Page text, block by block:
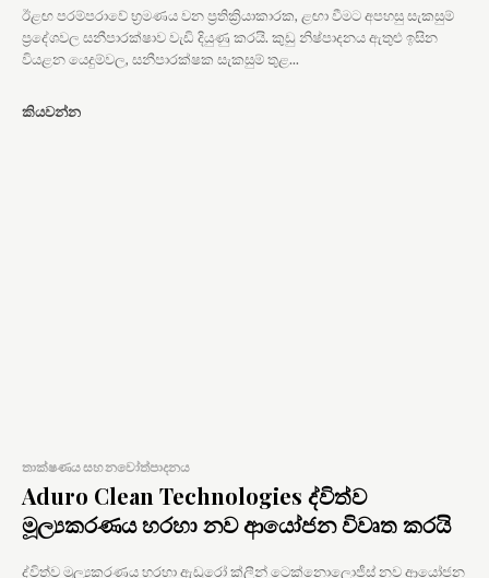
ඊළඟ පරම්පරාවේ භ්‍රමණය වන ප්‍රතික්‍රියාකාරක, ළඟා වීමට අපහසු සැකසුම්
ප්‍රදේශවල සනීපාරක්ෂාව වැඩි දියුණු කරයි. කුඩු නිෂ්පාදනය ඇතුළු ඉසින
වියළන යෙදුම්වල, සනීපාරක්ෂක සැකසුම් තුළ...
කියවන්න
තාක්ෂණය සහ නවෝත්පාදනය
Aduro Clean Technologies ද්විත්ව
මූල්‍යකරණය හරහා නව ආයෝජන විවෘත කරයි
ද්විත්ව මූල්‍යකරණය හරහා ඇඩුරෝ ක්ලීන් ටෙක්නොලොජීස් නව ආයෝජන